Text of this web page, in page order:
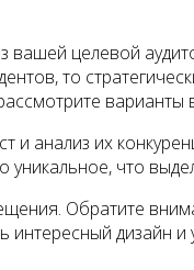
целевой
то
варианты
и анализ их
что
Обратите
дизайн